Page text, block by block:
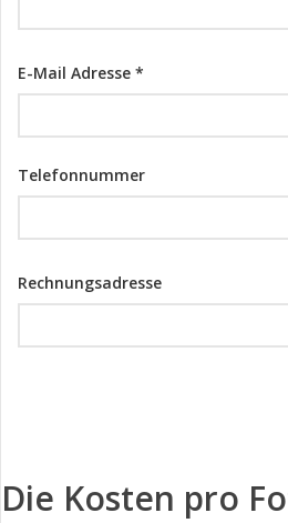
E-Mail Adresse *
Telefonnummer
Rechnungsadresse
Die Kosten pro